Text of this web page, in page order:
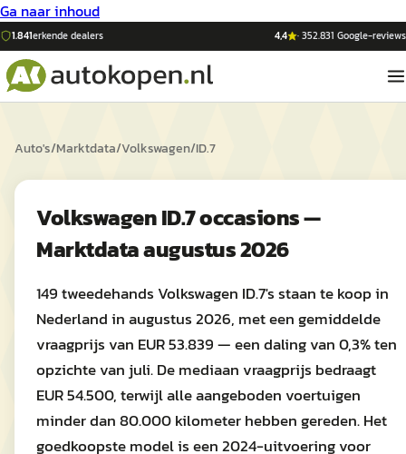
Ga naar inhoud
1.841erkende dealers 4,4 ·352.831 Google-reviews
Auto's/Marktdata/Volkswagen/ID.7
Volkswagen ID.7 occasions —
Marktdata augustus 2026
149 tweedehands Volkswagen ID.7's staan te koop in
Nederland in augustus 2026, met een gemiddelde
vraagprijs van EUR 53.839 — een daling van 0,3% ten
opzichte van juli. De mediaan vraagprijs bedraagt
EUR 54.500, terwijl alle aangeboden voertuigen
minder dan 80.000 kilometer hebben gereden. Het
goedkoopste model is een 2024-uitvoering voor